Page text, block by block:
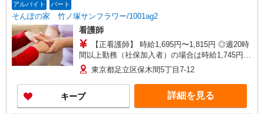
アルバイト パート
そんぽの家 竹ノ塚サンフラワー/1001ag2
看護師
【正看護師】 時給1,695円〜1,815円 ◎週20時
間以上勤務（社保加入者）の場合は時給1,745円〜
1,865円 【准看護師】 時給1,395円〜1,515円 ◎週
20時間以上勤務（社保加入者）の場合は時給1,445
円〜1,565円 ※各種手当込 ※時給は経験により異
なる
東京都足立区保木間5丁目7-12
キープ 詳細を見る